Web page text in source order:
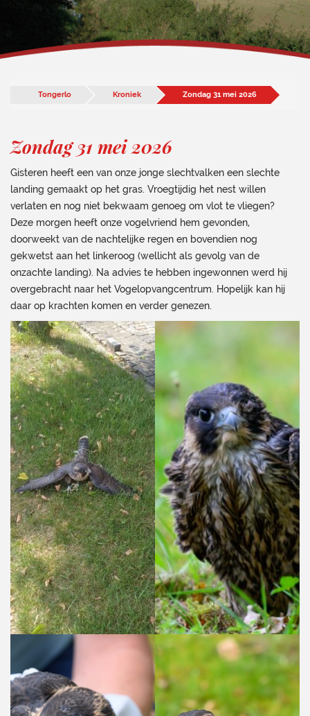
Tongerlo Kroniek Zondag 31 mei 2026
Zondag 31 mei 2026
Gisteren heeft een van onze jonge slechtvalken een slechte
landing gemaakt op het gras. Vroegtijdig het nest willen
verlaten en nog niet bekwaam genoeg om vlot te vliegen?
Deze morgen heeft onze vogelvriend hem gevonden,
doorweekt van de nachtelijke regen en bovendien nog
gekwetst aan het linkeroog (wellicht als gevolg van de
onzachte landing). Na advies te hebben ingewonnen werd hij
overgebracht naar het Vogelopvangcentrum. Hopelijk kan hij
daar op krachten komen en verder genezen.